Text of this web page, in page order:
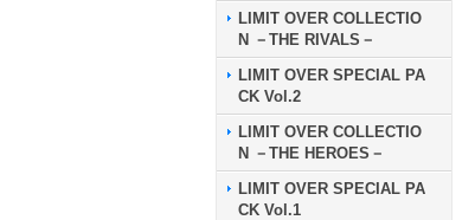
LIMIT OVER COLLECTIO
N －THE RIVALS－
LIMIT OVER SPECIAL PA
CK Vol.2
LIMIT OVER COLLECTIO
N －THE HEROES－
LIMIT OVER SPECIAL PA
CK Vol.1